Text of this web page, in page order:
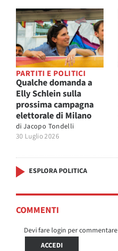
PARTITI E POLITICI
Qualche domanda a
Elly Schlein sulla
prossima campagna
elettorale di Milano
di Jacopo Tondelli
30 Luglio 2026
ESPLORA POLITICA
COMMENTI
Devi fare login per commentare
ACCEDI